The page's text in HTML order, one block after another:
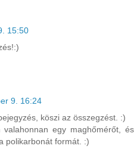
15:50
9. 16:24
köszi az összegzést. :)
egy maghőmérőt, és
polikarbonát formát. :)